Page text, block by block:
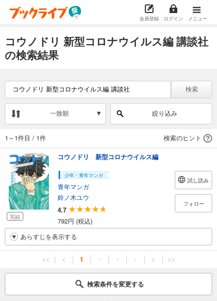
会員登録 ログイン メニュー
コウノドリ 新型コロナウイルス編 講談社
の検索結果
検索
一致順 絞り込み
1～1件目 / 1件 検索のヒント
完結
コウノドリ 新型コロナウイルス編
少年・青年マンガ
青年マンガ
鈴ノ木ユウ
4.7
792円 (税込)
試し読み
フォロー
あらすじを表示する
<< < 1 ・ ・ ・ > >>
検索条件を変更する